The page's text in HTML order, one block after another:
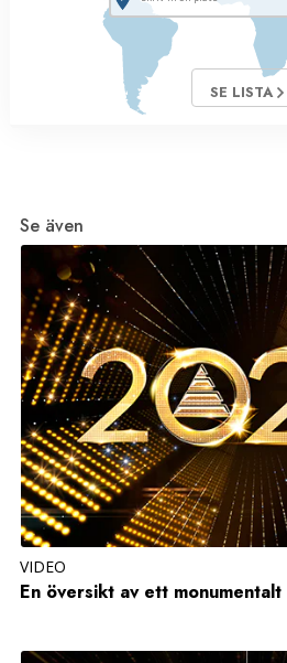
SE LISTA
Se även
VIDEO
En översikt av ett